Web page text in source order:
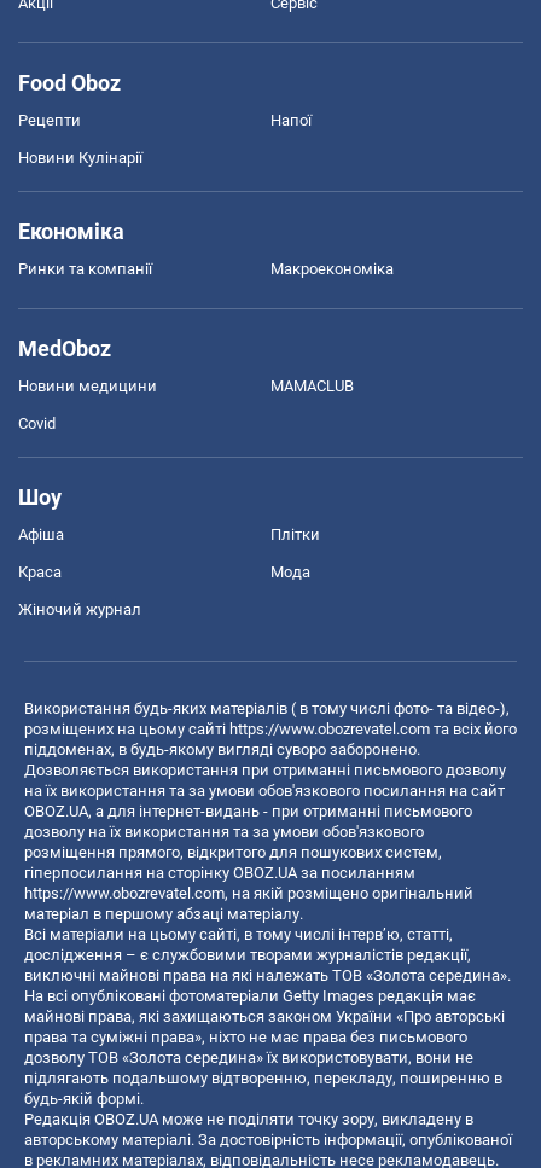
Food Oboz
Рецепти Напої
Новини Кулінарії
Економіка
Ринки та компанії Макроекономіка
MedOboz
Новини медицини MAMACLUB
Covid
Шоу
Афіша Плітки
Краса Мода
Жіночий журнал
Використання будь-яких матеріалів ( в тому числі фото- та відео-),
розміщених на цьому сайті https://www.obozrevatel.com та всіх його
піддоменах, в будь-якому вигляді суворо заборонено.
Дозволяється використання при отриманні письмового дозволу
на їх використання та за умови обов'язкового посилання на сайт
OBOZ.UA, а для інтернет-видань - при отриманні письмового
дозволу на їх використання та за умови обов'язкового
розміщення прямого, відкритого для пошукових систем,
гіперпосилання на сторінку OBOZ.UA за посиланням
https://www.obozrevatel.com, на якій розміщено оригінальний
матеріал в першому абзаці матеріалу.
Всі матеріали на цьому сайті, в тому числі інтерв’ю, статті,
дослідження – є службовими творами журналістів редакції,
виключні майнові права на які належать ТОВ «Золота середина».
На всі опубліковані фотоматеріали Getty Images редакція має
майнові права, які захищаються законом України «Про авторські
права та суміжні права», ніхто не має права без письмового
дозволу ТОВ «Золота середина» їх використовувати, вони не
підлягають подальшому відтворенню, перекладу, поширенню в
будь-якій формі.
Редакція OBOZ.UA може не поділяти точку зору, викладену в
авторському матеріалі. За достовірність інформації, опублікованої
в рекламних матеріалах, відповідальність несе рекламодавець.